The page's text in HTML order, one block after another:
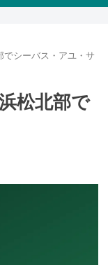
でシーバス・アユ・サ
松北部で